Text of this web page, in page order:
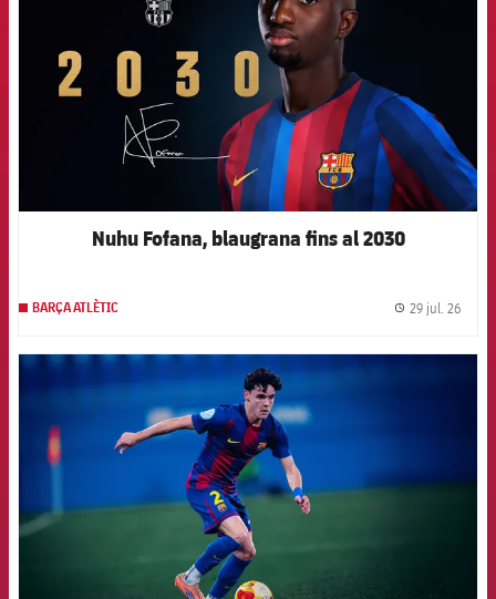
Nuhu Fofana, blaugrana fins al 2030
BARÇA ATLÈTIC 29 jul. 26
FCB Barcelona badge